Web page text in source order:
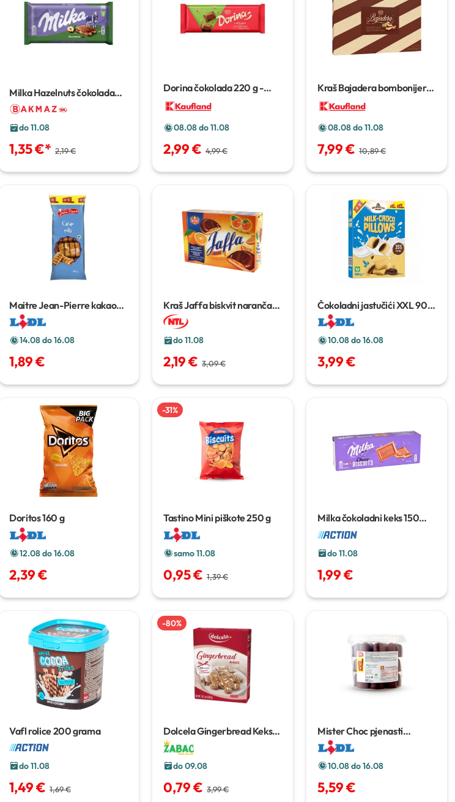
Milka Hazelnuts čokolada
80 g
do 11.08
1,35 €* 2,19 €
Dorina čokolada220 g -
290 g
08.08 do 11.08
2,99 € 4,99 €
Kraš Bajadera bombonijera
300 g
08.08 do 11.08
7,99 € 10,89 €
Maitre Jean-Pierre kakao
rolice400 g
14.08 do 16.08
1,89 €
Kraš Jaffa biskvit naranča
250 g
do 11.08
2,19 € 3,09 €
Čokoladni jastučići XXL900
g
10.08 do 16.08
3,99 €
Doritos160 g
12.08 do 16.08
2,39 €
-31%
Tastino Mini piškote250 g
samo 11.08
0,95 € 1,39 €
Milka čokoladni keks150
grama
do 11.08
1,99 €
Vafl rolice200 grama
do 11.08
1,49 € 1,69 €
-80%
Dolcela Gingerbread Keksići
430 g
do 09.08
0,79 € 3,99 €
Mister Choc pjenasti
poljupci XXL
10.08 do 16.08
5,59 €